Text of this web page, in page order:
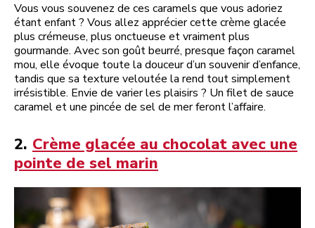
Vous vous souvenez de ces caramels que vous adoriez
étant enfant ? Vous allez apprécier cette crème glacée
plus crémeuse, plus onctueuse et vraiment plus
gourmande. Avec son goût beurré, presque façon caramel
mou, elle évoque toute la douceur d’un souvenir d’enfance,
tandis que sa texture veloutée la rend tout simplement
irrésistible. Envie de varier les plaisirs ? Un filet de sauce
caramel et une pincée de sel de mer feront l’affaire.
2. Crème glacée au chocolat avec une
pointe de sel marin